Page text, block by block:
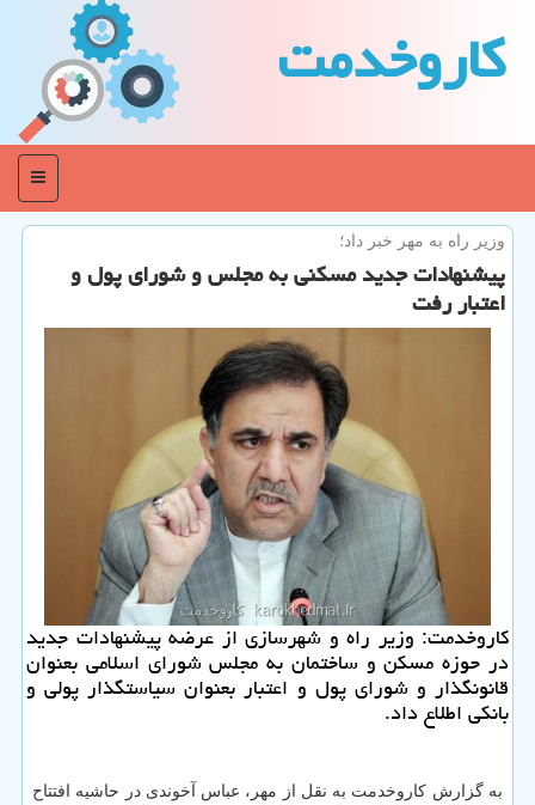
كاروخدمت
منو
وزیر راه به مهر خبر داد؛
پیشنهادات جدید مسكنی به مجلس و شورای پول و
اعتبار رفت
كاروخدمت: وزیر راه و شهرسازی از عرضه پیشنهادات جدید
در حوزه مسكن و ساختمان به مجلس شورای اسلامی بعنوان
قانونگذار و شورای پول و اعتبار بعنوان سیاستگذار پولی و
بانكی اطلاع داد.
به گزارش كاروخدمت به نقل از مهر، عباس آخوندی در حاشیه افتتاح